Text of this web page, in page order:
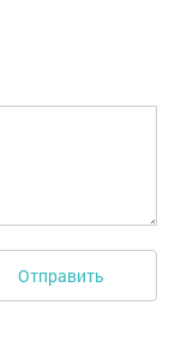
Отправить